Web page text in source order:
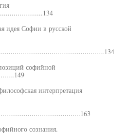
идея Софии в русской
софийной
интерпретация
сознания.